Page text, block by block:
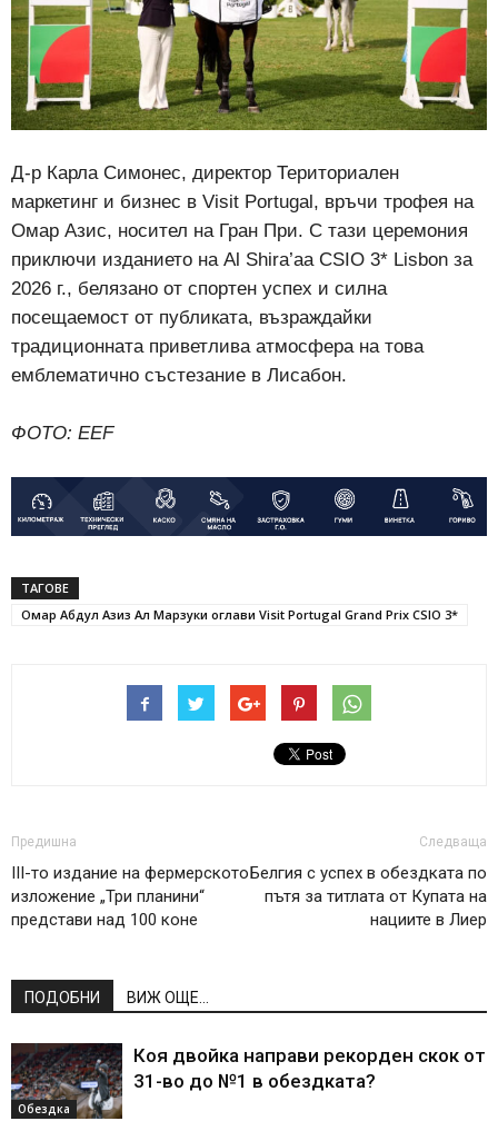
Д-р Карла Симонес, директор Териториален
маркетинг и бизнес в Visit Portugal, връчи трофея на
Омар Азис, носител на Гран При. С тази церемония
приключи изданието на Al Shira’aa CSIO 3* Lisbon за
2026 г., белязано от спортен успех и силна
посещаемост от публиката, възраждайки
традиционната приветлива атмосфера на това
емблематично състезание в Лисабон.
ФОТО: ЕЕF
ТАГОВЕ
Омар Абдул Азиз Ал Марзуки оглави Visit Portugal Grand Prix CSIO 3*
Предишна
III-то издание на фермерското
изложение „Три планини“
представи над 100 коне
Следваща
Белгия с успех в обездката по
пътя за титлата от Купата на
нациите в Лиер
ПОДОБНИ ВИЖ ОЩЕ...
Обездка
Коя двойка направи рекорден скок от
31-во до №1 в обездката?